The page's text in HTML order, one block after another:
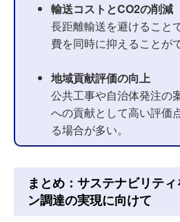
輸送コストとCO2の削減
長距離輸送を避けること
費を同時に抑えることが
地域貢献評価の向上
公共工事や自治体発注の
への貢献として高い評価
る場合が多い。
まとめ：サステナビリテ
ン調達の実現に向けて